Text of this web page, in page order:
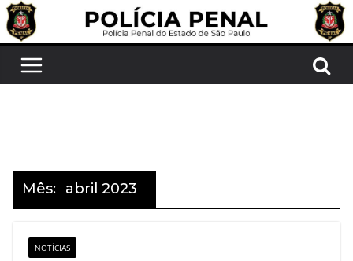
Pular
para
conteúdo
Mês: abril 2023
NOTÍCIAS